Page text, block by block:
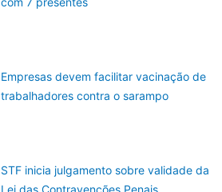
Empresas devem facilitar vacinação de
trabalhadores contra o sarampo
STF inicia julgamento sobre validade da
Lei das Contravenções Penais